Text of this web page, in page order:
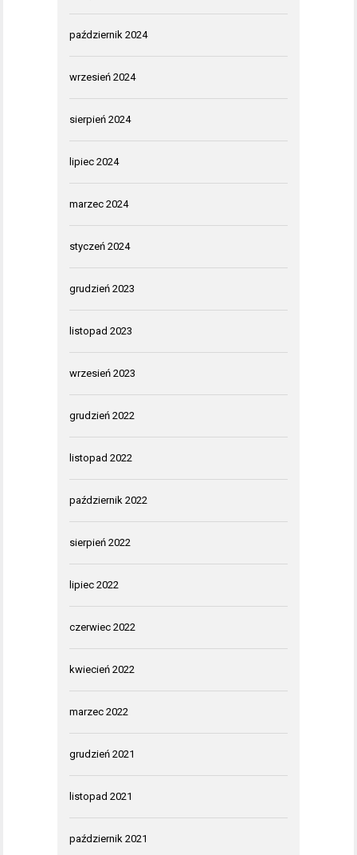
październik 2024
wrzesień 2024
sierpień 2024
lipiec 2024
marzec 2024
styczeń 2024
grudzień 2023
listopad 2023
wrzesień 2023
grudzień 2022
listopad 2022
październik 2022
sierpień 2022
lipiec 2022
czerwiec 2022
kwiecień 2022
marzec 2022
grudzień 2021
listopad 2021
październik 2021